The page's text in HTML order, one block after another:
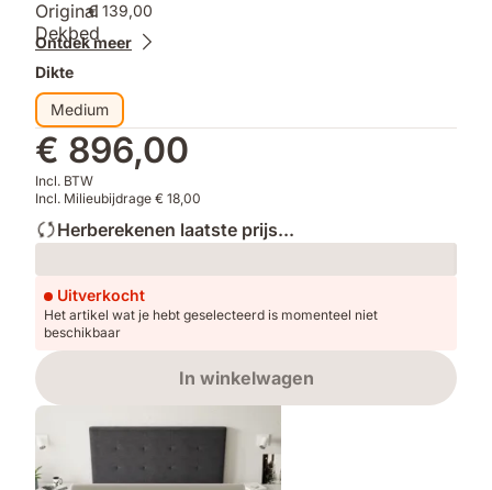
€ 139,00
Ontdek meer
Dikte
Medium
€ 896,00
Incl. BTW
Incl. Milieubijdrage € 18,00
Herberekenen laatste prijs...
Loading
Uitverkocht
Het artikel wat je hebt geselecteerd is momenteel niet
beschikbaar
In winkelwagen